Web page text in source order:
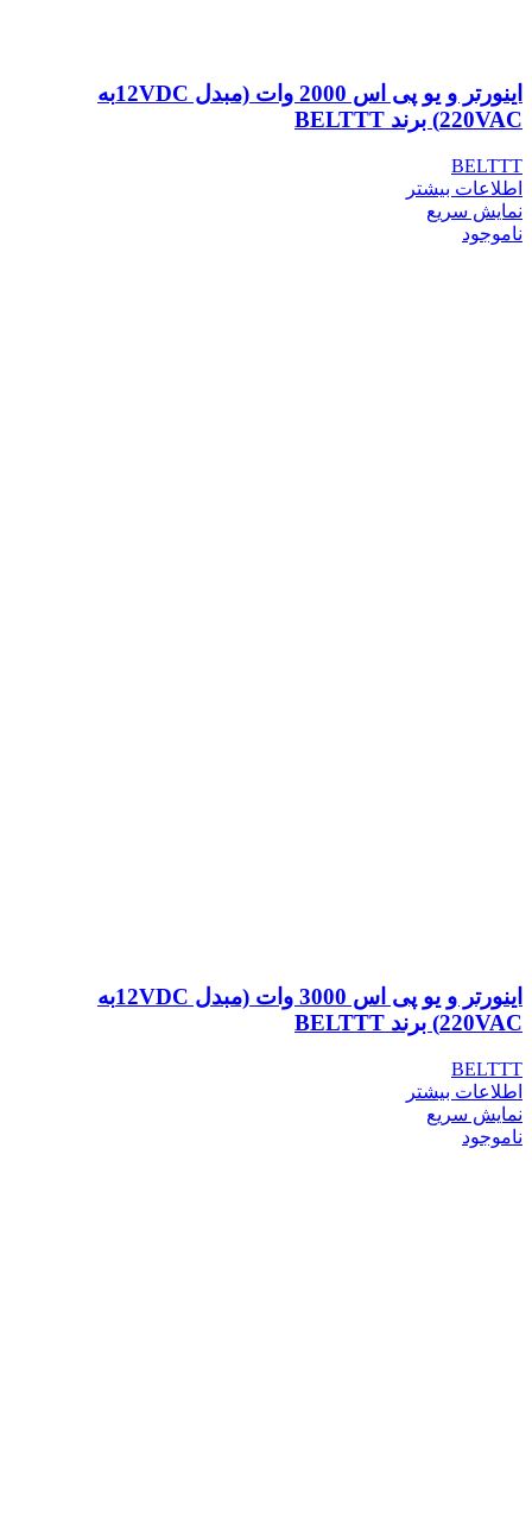
اینورتر و یو پی اس 2000 وات (مبدل 12VDCبه
220VAC) برند BELTTT
BELTTT
اطلاعات بیشتر
نمایش سریع
ناموجود
اینورتر و یو پی اس 3000 وات (مبدل 12VDCبه
220VAC) برند BELTTT
BELTTT
اطلاعات بیشتر
نمایش سریع
ناموجود